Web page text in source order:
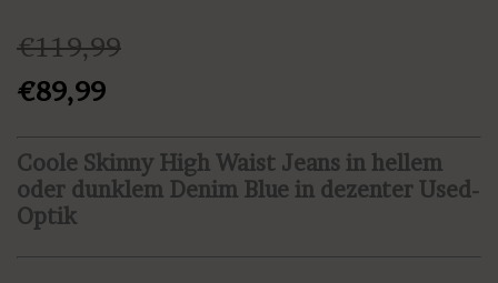
€119,99
Ursprünglicher
war:
€119,99
€89,99Aktueller
ist:
€89,99.
Coole Skinny High Waist Jeans in hellem
oder dunklem Denim Blue in dezenter Used-
Optik